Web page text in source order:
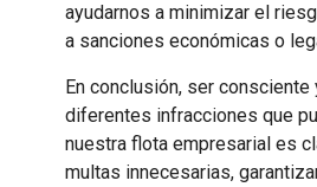
ayudarnos a minimizar el
a sanciones económicas o
En conclusión, ser consciente
diferentes infracciones que
nuestra flota empresarial es
multas innecesarias,